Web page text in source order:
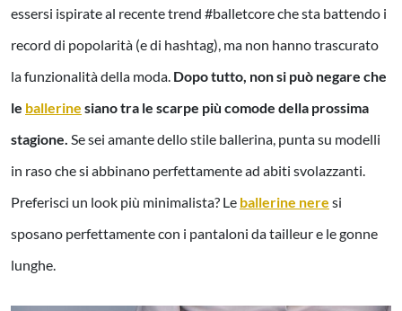
essersi ispirate al recente trend #balletcore che sta battendo i
record di popolarità (e di hashtag), ma non hanno trascurato
la funzionalità della moda. Dopo tutto, non si può negare che
le ballerine siano tra le scarpe più comode della prossima
stagione. Se sei amante dello stile ballerina, punta su modelli
in raso che si abbinano perfettamente ad abiti svolazzanti.
Preferisci un look più minimalista? Le ballerine nere si
sposano perfettamente con i pantaloni da tailleur e le gonne
lunghe.